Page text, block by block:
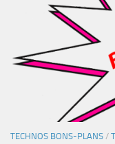
TECHNOS BONS-PLANS /